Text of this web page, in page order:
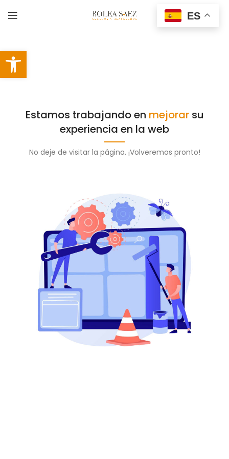
Abrir barra de herramientas
Estamos trabajando en mejorarsu
experiencia en la web
No deje de visitar la página. ¡Volveremos pronto!
ES